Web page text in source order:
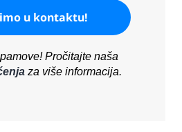
Pročitajte naša
za više informacija.